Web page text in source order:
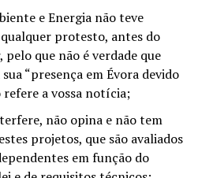
e Energia não teve
protesto, antes do
pelo que não é verdade que
“presença em Évora devido
a vossa notícia;
não opina e não tem
projetos, que são avaliados
em função do